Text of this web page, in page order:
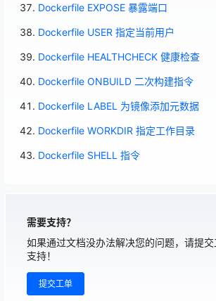
Dockerfile EXPOSE 暴露端口
Dockerfile USER 指定当前用户
Dockerfile HEALTHCHECK 健康检查
Dockerfile ONBUILD 二次构建指令
Dockerfile LABEL 为镜像添加元数据
Dockerfile WORKDIR 指定工作目录
Dockerfile SHELL 指令
需要支持？
如果通过文档没办法解决您的问题，请提
支持！
提交工单